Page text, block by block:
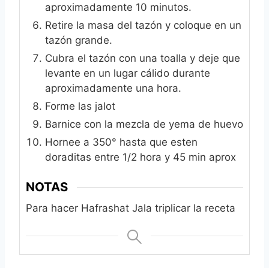
aproximadamente 10 minutos.
Retire la masa del tazón y coloque en un
tazón grande.
Cubra el tazón con una toalla y deje que
levante en un lugar cálido durante
aproximadamente una hora.
Forme las jalot
Barnice con la mezcla de yema de huevo
Hornee a 350° hasta que esten
doraditas entre 1/2 hora y 45 min aprox
NOTAS
Para hacer Hafrashat Jala triplicar la receta